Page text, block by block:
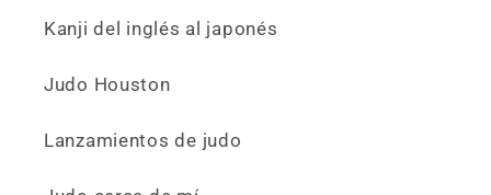
Kanji del inglés al japonés
Judo Houston
Lanzamientos de judo